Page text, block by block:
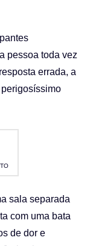
pessoa toda vez
errada, a
sala separada
com uma bata
de dor e